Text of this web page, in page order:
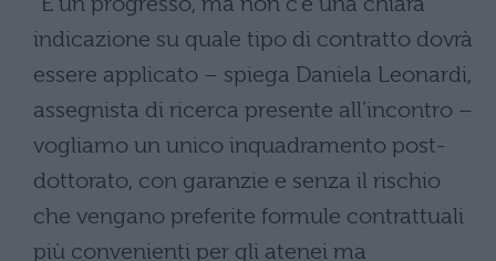
indicazione su quale tipo di contratto dovrà
essere applicato – spiega Daniela Leonardi,
assegnista di ricerca presente all’incontro –
vogliamo un unico inquadramento post-
dottorato, con garanzie e senza il rischio
che vengano preferite formule contrattuali
più convenienti per gli atenei ma